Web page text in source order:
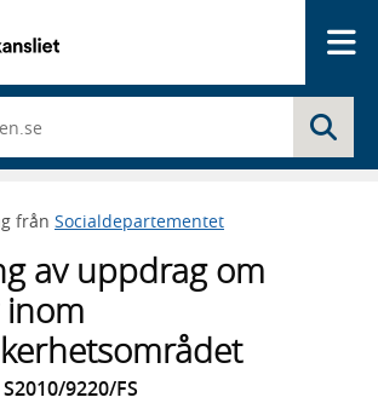
från Socialdepartementet
av uppdrag om
9220/FS